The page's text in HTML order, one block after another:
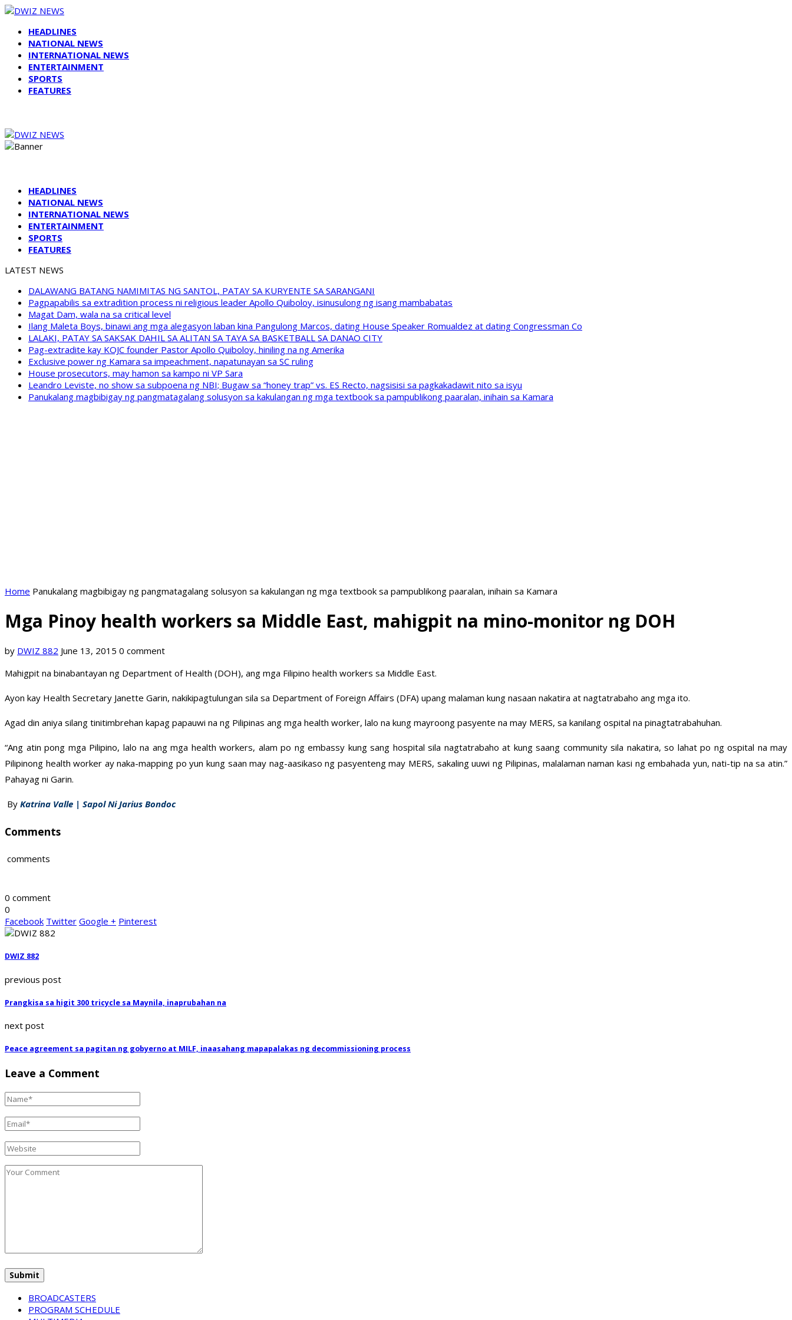
HEADLINES
NATIONAL NEWS
INTERNATIONAL NEWS
ENTERTAINMENT
SPORTS
FEATURES
HEADLINES
NATIONAL NEWS
INTERNATIONAL NEWS
ENTERTAINMENT
SPORTS
FEATURES
LATEST NEWS
DALAWANG BATANG NAMIMITAS NG SANTOL, PATAY SA KURYENTE SA SARANGANI
Pagpapabilis sa extradition process ni religious leader Apollo Quiboloy, isinusulong ng isang mambabatas
Magat Dam, wala na sa critical level
Ilang Maleta Boys, binawi ang mga alegasyon laban kina Pangulong Marcos, dating House Speaker Romualdez at dating Congressman Co
LALAKI, PATAY SA SAKSAK DAHIL SA ALITAN SA TAYA SA BASKETBALL SA DANAO CITY
Pag-extradite kay KOJC founder Pastor Apollo Quiboloy, hiniling na ng Amerika
Exclusive power ng Kamara sa impeachment, napatunayan sa SC ruling
House prosecutors, may hamon sa kampo ni VP Sara
Leandro Leviste, no show sa subpoena ng NBI; Bugaw sa “honey trap” vs. ES Recto, nagsisisi sa pagkakadawit nito sa isyu
Panukalang magbibigay ng pangmatagalang solusyon sa kakulangan ng mga textbook sa pampublikong paaralan, inihain sa Kamara
Home Panukalang magbibigay ng pangmatagalang solusyon sa kakulangan ng mga textbook sa pampublikong paaralan, inihain sa Kamara
Mga Pinoy health workers sa Middle East, mahigpit na mino-monitor ng DOH
by DWIZ 882 June 13, 2015 0 comment
Mahigpit na binabantayan ng Department of Health (DOH), ang mga Filipino health workers sa Middle East.
Ayon kay Health Secretary Janette Garin, nakikipagtulungan sila sa Department of Foreign Affairs (DFA) upang malaman kung nasaan nakatira at nagtatrabaho ang mga ito.
Agad din aniya silang tinitimbrehan kapag papauwi na ng Pilipinas ang mga health worker, lalo na kung mayroong pasyente na may MERS, sa kanilang ospital na pinagtatrabahuhan.
“Ang atin pong mga Pilipino, lalo na ang mga health workers, alam po ng embassy kung sang hospital sila nagtatrabaho at kung saang community sila nakatira, so lahat po ng ospital na may
Pilipinong health worker ay naka-mapping po yun kung saan may nag-aasikaso ng pasyenteng may MERS, sakaling uuwi ng Pilipinas, malalaman naman kasi ng embahada yun, nati-tip na sa atin.”
Pahayag ni Garin.
By Katrina Valle | Sapol Ni Jarius Bondoc
Comments
comments
0 comment
0
Facebook Twitter Google + Pinterest
DWIZ 882
previous post
Prangkisa sa higit 300 tricycle sa Maynila, inaprubahan na
next post
Peace agreement sa pagitan ng gobyerno at MILF, inaasahang mapapalakas ng decommissioning process
Leave a Comment
BROADCASTERS
PROGRAM SCHEDULE